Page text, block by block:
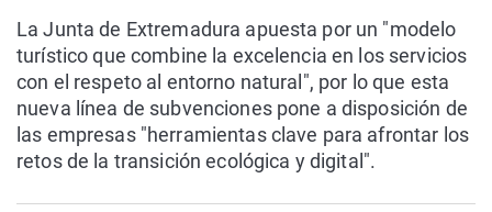
La Junta de Extremadura apuesta por un "modelo
turístico que combine la excelencia en los servicios
con el respeto al entorno natural", por lo que esta
nueva línea de subvenciones pone a disposición de
las empresas "herramientas clave para afrontar los
retos de la transición ecológica y digital".